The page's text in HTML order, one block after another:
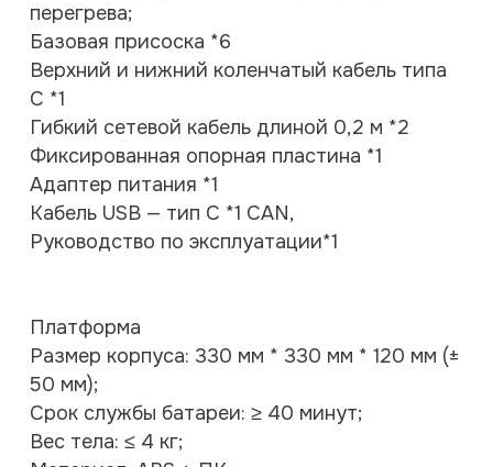
перегрева;
Базовая присоска *6
Верхний и нижний коленчатый кабель типа
C *1
Гибкий сетевой кабель длиной 0,2 м *2
Фиксированная опорная пластина *1
Адаптер питания *1
Кабель USB — тип C *1 CAN,
Руководство по эксплуатации*1
Платформа
Размер корпуса: 330 мм * 330 мм * 120 мм (±
50 мм);
Срок службы батареи: ≥ 40 минут;
Вес тела: ≤ 4 кг;